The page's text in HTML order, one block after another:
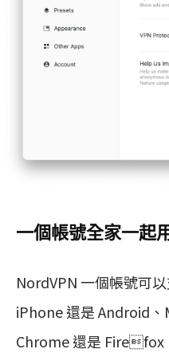
一個帳號全家一起
NordVPN 一個帳號可
iPhone 還是 Android、
Chrome 還是 Firefox